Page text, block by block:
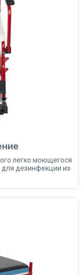
легко моющегося
для дезинфекции из